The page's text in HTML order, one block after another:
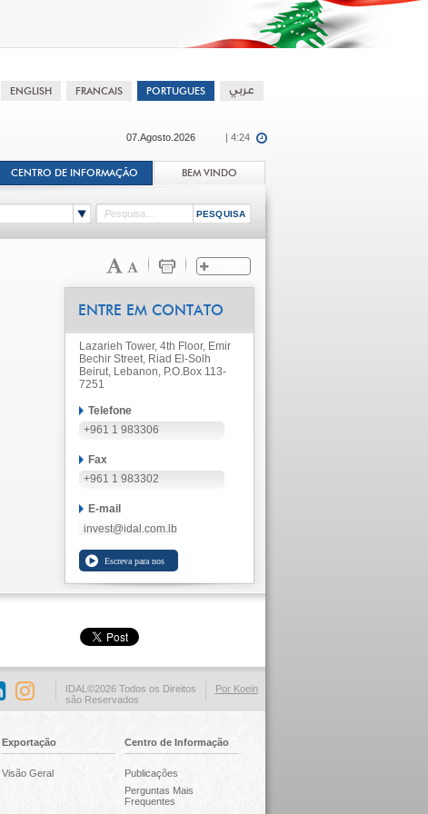
07.Agosto.2026 | 4:24
CENTRO DE INFORMAÇÃO BEM VINDO
ENTRE EM CONTATO
Lazarieh Tower, 4th Floor, Emir
Bechir Street, Riad El-Solh
Beirut, Lebanon, P.O.Box 113-
7251
Telefone
+961 1 983306
Fax
+961 1 983302
E-mail
invest@idal.com.lb
Por Koein
IDAL©2026 Todos os Direitos
são Reservados
Exportação
Visão Geral
Centro de Informação
Publicações
Perguntas Mais
Frequentes